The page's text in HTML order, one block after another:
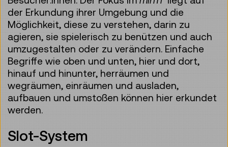
der Erkundung ihrer Umgebung und die
Möglichkeit, diese zu verstehen, darin zu
agieren, sie spielerisch zu benützen und auch
umzugestalten oder zu verändern. Einfache
Begriffe wie oben und unten, hier und dort,
hinauf und hinunter, herräumen und
wegräumen, einräumen und ausladen,
aufbauen und umstoßen können hier erkundet
werden.
Slot-System